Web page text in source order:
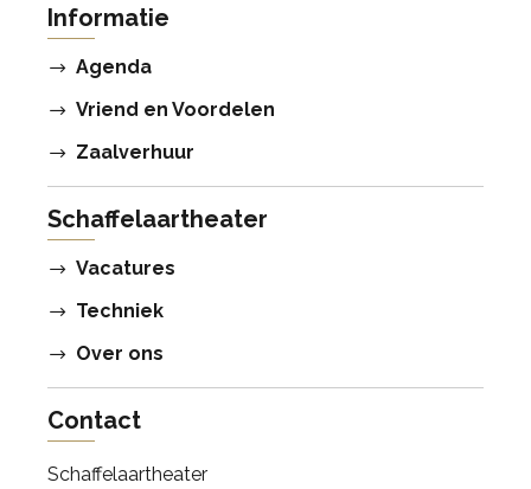
Informatie
Agenda
Vriend en Voordelen
Zaalverhuur
Schaffelaartheater
Vacatures
Techniek
Over ons
Contact
Schaffelaartheater